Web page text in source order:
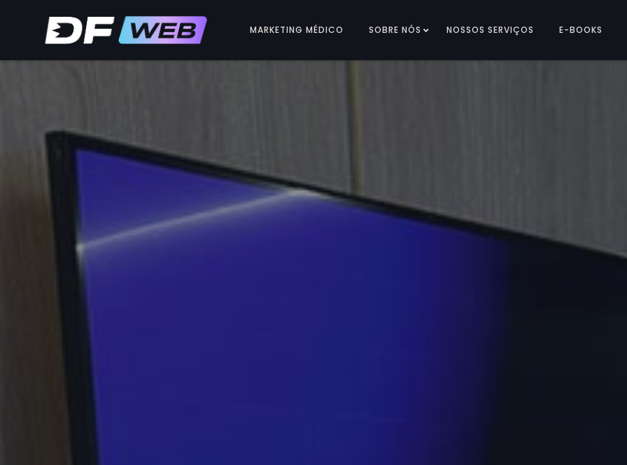
MARKETING MÉDICO SOBRE NÓS NOSSOS SERVIÇOS E-BOOKS